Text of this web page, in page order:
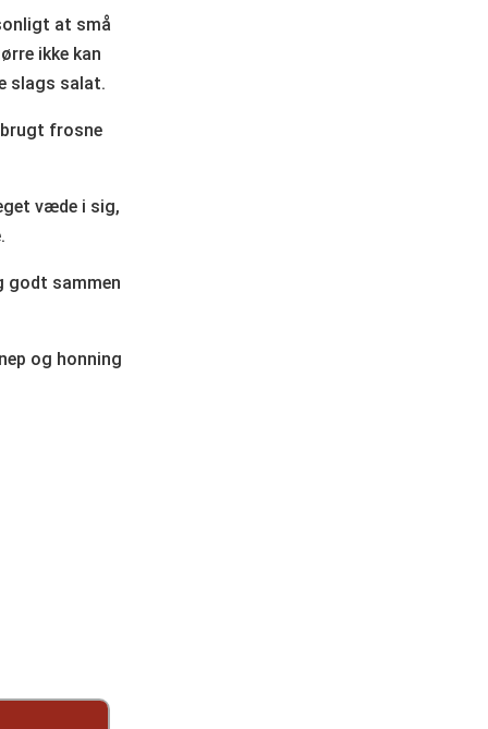
at små
ikke kan
slags salat.
brugt frosne
væde i sig,
godt sammen
og honning